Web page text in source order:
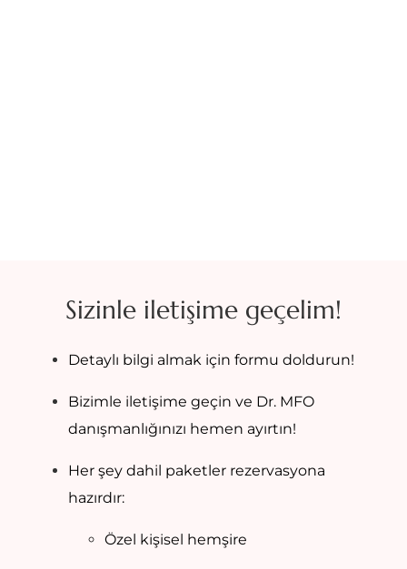
Sizinle iletişime geçelim!
Detaylı bilgi almak için formu doldurun!
Bizimle iletişime geçin ve Dr. MFO
danışmanlığınızı hemen ayırtın!
Her şey dahil paketler rezervasyona
hazırdır:
Özel kişisel hemşire